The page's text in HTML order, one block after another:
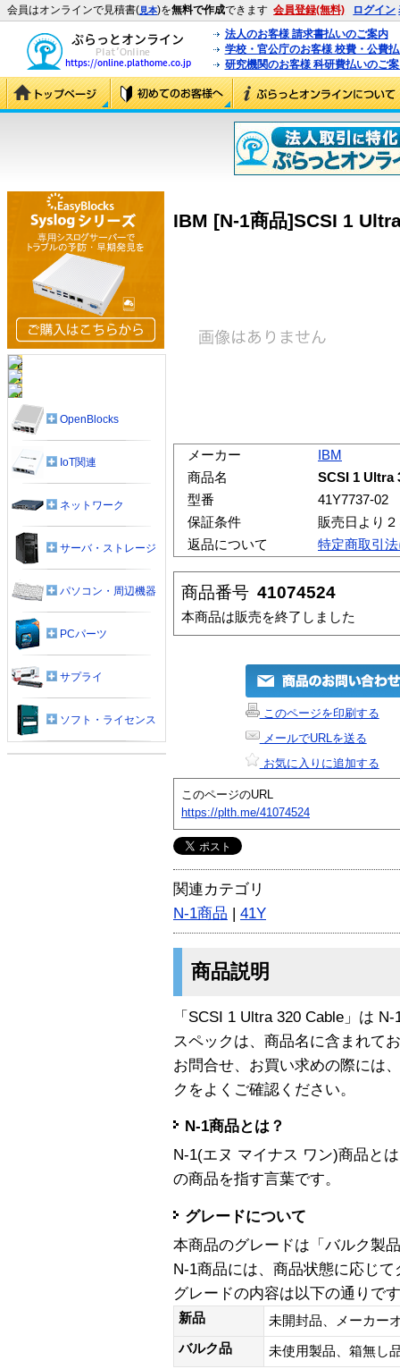
会員はオンラインで見積書(見本)を無料で作成できます 会員登録(無料) ログイン
法人のお客様 請求書払いのご案内
学校・官公庁のお客様 校費・公費
研究機関のお客様 科研費払いのご
IBM [N-1商品]SCSI 1
メーカー
IBM
商品名
SCSI 1 Ultra
型番
41Y7737-02
保証条件
販売日より
返品について
特定商取引
商品番号 41074524
本商品は販売を終了しました
このページを印刷する
メールでURLを送る
お気に入りに追加する
このページのURL
https://plth.me/41074524
関連カテゴリ
N-1商品 | 41Y
商品説明
「SCSI 1 Ultra 320 Cable」は
スペックは、商品名に含まれて
お問合せ、お買い求めの際には
クをよくご確認ください。
N-1商品とは？
N-1(エヌ マイナス ワン)商品と
の商品を指す言葉です。
グレードについて
本商品のグレードは「バルク製
N-1商品には、商品状態に応じ
グレードの内容は以下の通りで
新品
未開封品、メーカー
バルク品
未使用製品、箱無
OpenBlocks
IoT関連
ネットワーク
サーバ・ストレージ
パソコン・周辺機器
PCパーツ
サプライ
ソフト・ライセンス